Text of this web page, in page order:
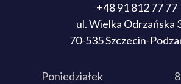
+48 91 812 77 77
ul. Wielka Odrzańska
70-535 Szczecin-
Poniedziałek